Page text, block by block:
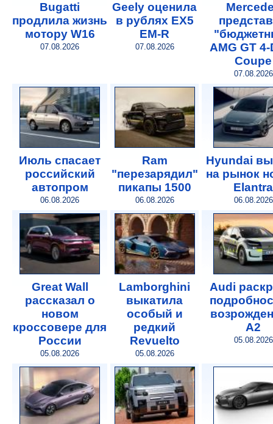
Bugatti
продлила жизнь
мотору W16
07.08.2026
Geely оценила
в рублях EX5
EM-R
07.08.2026
AMG GT
Coupe
07.08.2026
Июль спасает
российский
автопром
06.08.2026
Ram
"перезарядил"
пикапы 1500
06.08.2026
Hyundai
на рынок
Elantra
06.08.2026
Great Wall
рассказал о
новом
кроссовере для
России
05.08.2026
Lamborghini
выкатила
особый и
редкий
Revuelto
05.08.2026
Audi
A2
05.08.2026